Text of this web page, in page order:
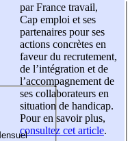
par France travail,
Cap emploi et ses
partenaires pour ses
actions concrètes en
faveur du recrutement,
de l’intégration et de
l’accompagnement de
ses collaborateurs en
situation de handicap.
Pour en savoir plus,
consultez cet article.